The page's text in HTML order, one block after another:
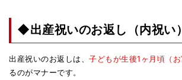
◆出産祝いのお返し（内祝い
出産祝いのお返しは、子どもが生後1ヶ月頃（お
るのがマナーです。